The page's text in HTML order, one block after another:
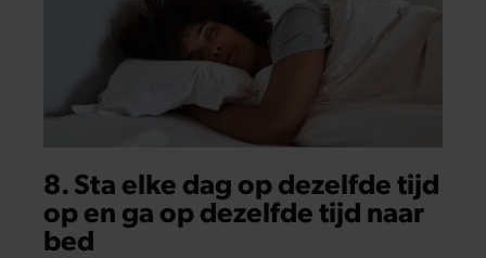
8. Sta elke dag op dezelfde tijd
op en ga op dezelfde tijd naar
bed